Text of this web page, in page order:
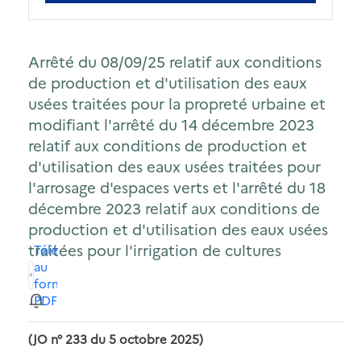
Arrêté du 08/09/25 relatif aux conditions
de production et d'utilisation des eaux
usées traitées pour la propreté urbaine et
modifiant l'arrêté du 14 décembre 2023
relatif aux conditions de production et
d'utilisation des eaux usées traitées pour
l'arrosage d'espaces verts et l'arrêté du 18
décembre 2023 relatif aux conditions de
production et d'utilisation des eaux usées
traitées pour l'irrigation de cultures
Télécharger
au
format
PDF
(JO n° 233 du 5 octobre 2025)